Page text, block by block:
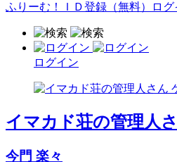
ふりーむ！ＩＤ登録（無料） ロ
ログイン
イマカド荘の管理人
今門 楽々